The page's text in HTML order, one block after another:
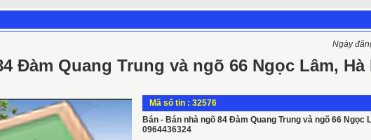
Ngày
Đàm Quang Trung và ngõ 66 Ngọc Lâm, Hà
Mã số tin : 32576
Bán - Bán nhà ngõ 84 Đàm Quang Trung và ngõ 66 Ngọc
0964436324